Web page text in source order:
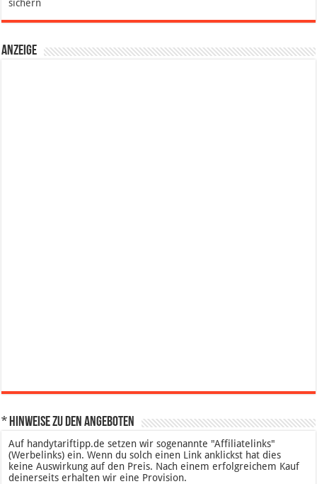
sichern
Anzeige
* Hinweise zu den Angeboten
Auf handytariftipp.de setzen wir sogenannte "Affiliatelinks"
(Werbelinks) ein. Wenn du solch einen Link anklickst hat dies
keine Auswirkung auf den Preis. Nach einem erfolgreichem Kauf
deinerseits erhalten wir eine Provision.